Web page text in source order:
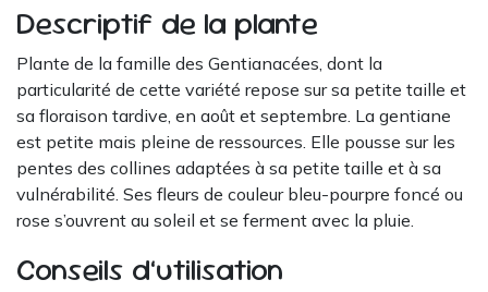
Descriptif de la plante
Plante de la famille des Gentianacées, dont la
particularité de cette variété repose sur sa petite taille et
sa floraison tardive, en août et septembre. La gentiane
est petite mais pleine de ressources. Elle pousse sur les
pentes des collines adaptées à sa petite taille et à sa
vulnérabilité. Ses fleurs de couleur bleu-pourpre foncé ou
rose s’ouvrent au soleil et se ferment avec la pluie.
Conseils d’utilisation